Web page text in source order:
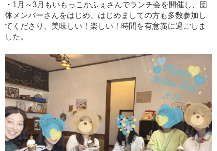
・1月～3月もいもっこかふぇさんでランチ会を開催し、団
体メンバーさんをはじめ、はじめましての方も多数参加し
てくださり、美味しい！楽しい！時間を有意義に過ごしま
した。